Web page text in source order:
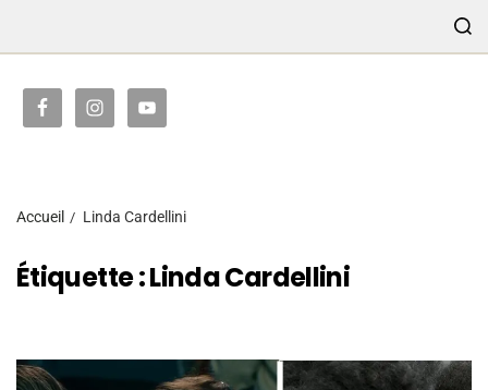
Accueil Linda Cardellini
Étiquette :Linda Cardellini